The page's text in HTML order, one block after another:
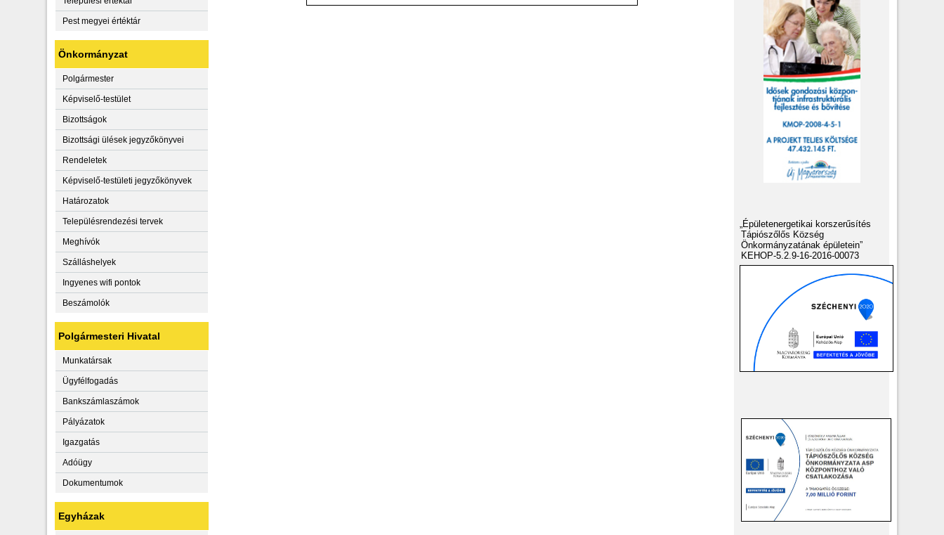
Pest megyei értéktár
Önkormányzat
Polgármester
Képviselő-testület
Bizottságok
Bizottsági ülések jegyzőkönyvei
Rendeletek
Képviselő-testületi jegyzőkönyvek
Határozatok
Településrendezési tervek
Meghívók
Szálláshelyek
Ingyenes wifi pontok
Beszámolók
Polgármesteri Hivatal
Munkatársak
Ügyfélfogadás
Bankszámlaszámok
Pályázatok
Igazgatás
Adóügy
Dokumentumok
Egyházak
„Épületenergetikai korszerűsítés
Tápiószőlős Község
Önkormányzatának épületein”
KEHOP-5.2.9-16-2016-00073